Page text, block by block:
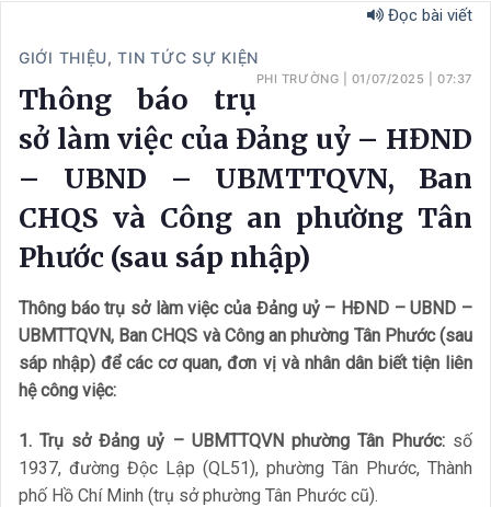
Đọc bài viết
GIỚI THIỆU,TIN TỨC SỰ KIỆN
PHI TRƯỜNG 01/07/2025 |07:37
Thông báo trụ
sở làm việc của Đảng uỷ – HĐND
– UBND – UBMTTQVN, Ban
CHQS và Công an phường Tân
Phước (sau sáp nhập)
Thông báo trụ sở làm việc của Đảng uỷ – HĐND – UBND –
UBMTTQVN, Ban CHQS và Công an phường Tân Phước (sau
sáp nhập) để các cơ quan, đơn vị và nhân dân biết tiện liên
hệ công việc:
1. Trụ sở Đảng uỷ – UBMTTQVN phường Tân Phước:số
1937, đường Độc Lập (QL51), phường Tân Phước, Thành
phố Hồ Chí Minh (trụ sở phường Tân Phước cũ).